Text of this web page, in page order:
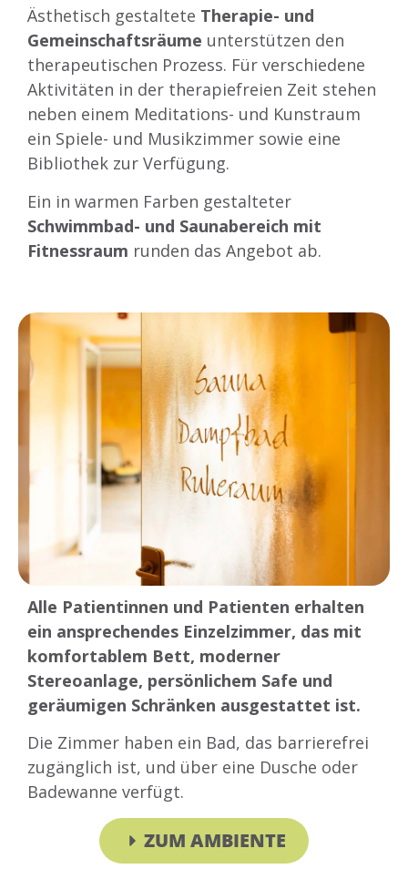
Ästhetisch gestaltete Therapie- und
Gemeinschaftsräume unterstützen den
therapeutischen Prozess. Für verschiedene
Aktivitäten in der therapiefreien Zeit stehen
neben einem Meditations- und Kunstraum
ein Spiele- und Musikzimmer sowie eine
Bibliothek zur Verfügung.
Ein in warmen Farben gestalteter
Schwimmbad- und Saunabereich mit
Fitnessraum runden das Angebot ab.
Alle Patientinnen und Patienten erhalten
ein ansprechendes Einzelzimmer, das mit
komfortablem Bett, moderner
Stereoanlage, persönlichem Safe und
geräumigen Schränken ausgestattet ist.
Die Zimmer haben ein Bad, das barrierefrei
zugänglich ist, und über eine Dusche oder
Badewanne verfügt.
ZUM AMBIENTE